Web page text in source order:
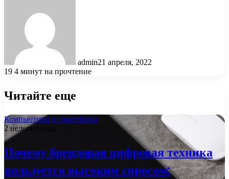
admin21 апреля, 2022
19 4 минут на прочтение
Читайте еще
Компьютеры и смартфоны
2 недели назад
Почему брендовая цифровая техника
пользуется высоким спросом: